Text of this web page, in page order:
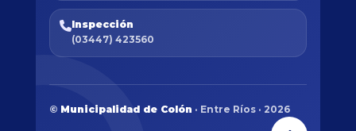
Inspección
(03447) 423560
© Municipalidad de Colón · Entre Ríos · 2026